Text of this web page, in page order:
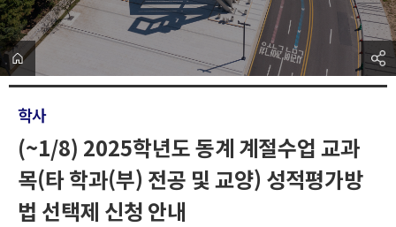
학사
(~1/8) 2025학년도 동계 계절수업 교과
목(타 학과(부) 전공 및 교양) 성적평가방
법 선택제 신청 안내